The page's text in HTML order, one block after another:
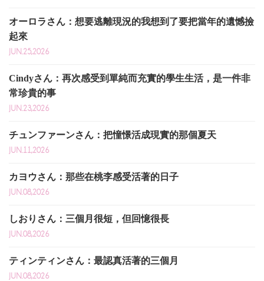
オーロラさん：想要逃離現況的我想到了要把當年的遺憾撿
起來
JUN.25,2026
Cindyさん：再次感受到單純而充實的學生生活，是一件非
常珍貴的事
JUN.23,2026
チュンファーンさん：把憧憬活成現實的那個夏天
JUN.11,2026
カヨウさん：那些在桃李感受活著的日子
JUN.08,2026
しおりさん：三個月很短，但回憶很長
JUN.08,2026
ティンティンさん：最認真活著的三個月
JUN.08,2026